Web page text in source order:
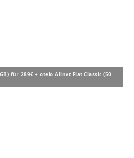
für 289€ + otelo Allnet Flat Classic (50